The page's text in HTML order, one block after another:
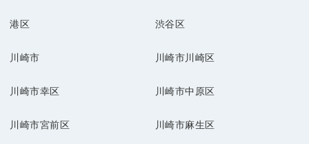
港区 渋谷区
川崎市 川崎市川崎区
川崎市幸区 川崎市中原区
川崎市宮前区 川崎市麻生区